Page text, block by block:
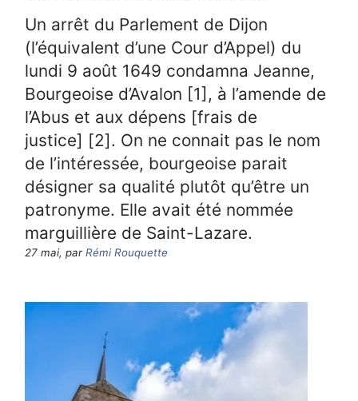
Un arrêt du Parlement de Dijon
(l’équivalent d’une Cour d’Appel) du
lundi 9 août 1649 condamna Jeanne,
Bourgeoise d’Avalon [1], à l’amende de
l’Abus et aux dépens [frais de
justice] [2]. On ne connait pas le nom
de l’intéressée, bourgeoise parait
désigner sa qualité plutôt qu’être un
patronyme. Elle avait été nommée
marguillière de Saint-Lazare.
27 mai, parRémi Rouquette